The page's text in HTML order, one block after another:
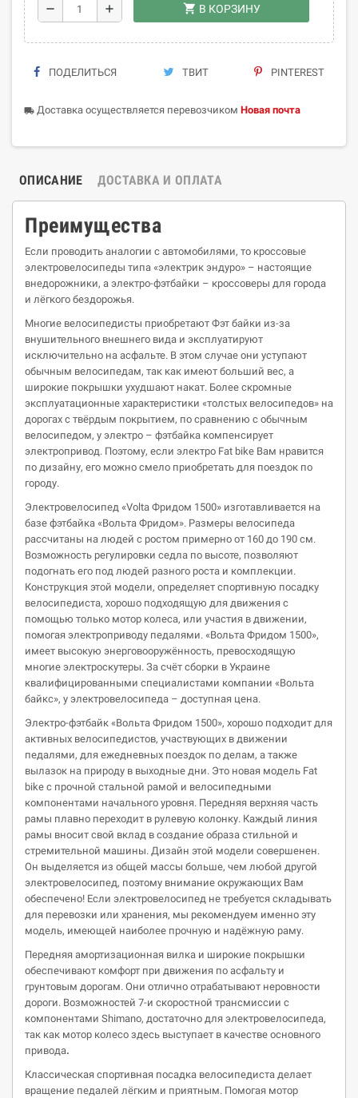
remove add shopping_cart В КОРЗИНУ
ПОДЕЛИТЬСЯ ТВИТ PINTEREST
local_shipping Доставка осуществляется перевозчиком Новая почта
ОПИСАНИЕ ДОСТАВКА И ОПЛАТА
Преимущества
Если проводить аналогии с автомобилями, то кроссовые
электровелосипеды типа «электрик эндуро» – настоящие
внедорожники, а электро-фэтбайки – кроссоверы для города
и лёгкого бездорожья.
Многие велосипедисты приобретают Фэт байки из-за
внушительного внешнего вида и эксплуатируют
исключительно на асфальте. В этом случае они уступают
обычным велосипедам, так как имеют больший вес, а
широкие покрышки ухудшают накат. Более скромные
эксплуатационные характеристики «толстых велосипедов» на
дорогах с твёрдым покрытием, по сравнению с обычным
велосипедом, у электро – фэтбайка компенсирует
электропривод. Поэтому, если электро Fat bike Вам нравится
по дизайну, его можно смело приобретать для поездок по
городу.
Электровелосипед «Volta Фридом 1500» изготавливается на
базе фэтбайка «Вольта Фридом». Размеры велосипеда
рассчитаны на людей с ростом примерно от 160 до 190 см.
Возможность регулировки седла по высоте, позволяют
подогнать его под людей разного роста и комплекции.
Конструкция этой модели, определяет спортивную посадку
велосипедиста, хорошо подходящую для движения с
помощью только мотор колеса, или участия в движении,
помогая электроприводу педалями. «Вольта Фридом 1500»,
имеет высокую энерговооружённость, превосходящую
многие электроскутеры. За счёт сборки в Украине
квалифицированными специалистами компании «Вольта
байкс», у электровелосипеда – доступная цена.
Электро-фэтбайк «Вольта Фридом 1500», хорошо подходит для
активных велосипедистов, участвующих в движении
педалями, для ежедневных поездок по делам, а также
вылазок на природу в выходные дни. Это новая модель Fat
bike с прочной стальной рамой и велосипедными
компонентами начального уровня. Передняя верхняя часть
рамы плавно переходит в рулевую колонку. Каждый линия
рамы вносит свой вклад в создание образа стильной и
стремительной машины. Дизайн этой модели совершенен.
Он выделяется из общей массы больше, чем любой другой
электровелосипед, поэтому внимание окружающих Вам
обеспечено! Если электровелосипед не требуется складывать
для перевозки или хранения, мы рекомендуем именно эту
модель, имеющей наиболее прочную и надёжную раму.
Передняя амортизационная вилка и широкие покрышки
обеспечивают комфорт при движения по асфальту и
грунтовым дорогам. Они отлично отрабатывают неровности
дороги. Возможностей 7-и скоростной трансмиссии с
компонентами Shimanо, достаточно для электровелосипеда,
так как мотор колесо здесь выступает в качестве основного
привода.
Классическая спортивная посадка велосипедиста делает
вращение педалей лёгким и приятным. Помогая мотор